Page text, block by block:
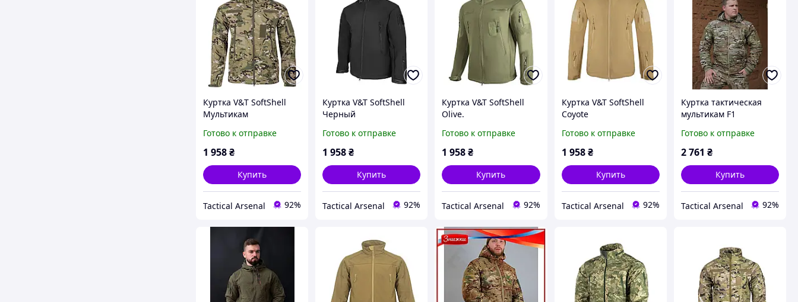
Куртка V&Т SoftShell
Мультикам
Готово к отправке
1 958₴
Купить
Tactical Arsenal 92%
Куртка V&T SoftShell
Черный
Готово к отправке
1 958₴
Купить
Tactical Arsenal 92%
Куртка V&T SoftShell
Olive.
Готово к отправке
1 958₴
Купить
Tactical Arsenal 92%
Куртка V&T SoftShell
Coyote
Готово к отправке
1 958 ₴
Купить
Tactical Arsenal 92%
Куртка тактическая
мультикам F1
Готово к отправке
2 761 ₴
Купить
Tactical Arsenal 92%